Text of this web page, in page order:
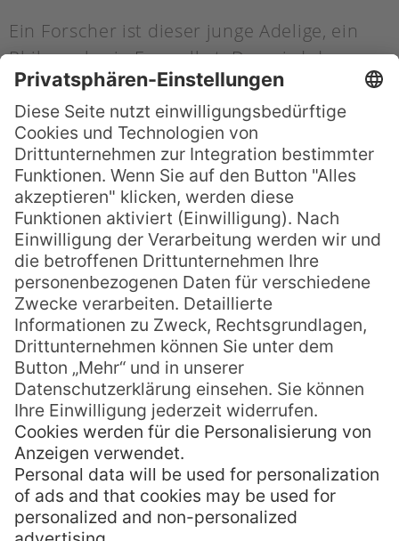
Ein Forscher ist dieser junge Adelige, ein
Philosoph wie Eco selbst. Das wird dann
deutlich, als er mit seinem Segelschiff
Schiffbruch erleidet. Dann nämlich beginnt
Eco in Rückblicken die Biografie Robertos
zu erzählen und er schildert über viele
Seiten hinweg die Philosophie, den
Aberglauben und das Alltagsleben des 17.
Jahrhunderts.
Ein wenig leidet die Handlung unter diesen
langen Exkursen, doch die Spannung
kommt auch im dritten Roman von
Umberto Eco nicht zu kurz: Roberto, der
tagelang verzweifelt im Pazifik treibt, stößt
schließlich auf ein anderes Schiff und ab
hier nimmt die Handlung so richtig Fahrt
auf…